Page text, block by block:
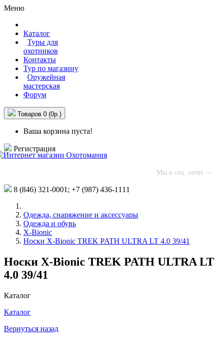
Меню
Каталог
Туры для
охотников
Контакты
Тур по магазину
Оружейная
мастерская
Форум
Товаров 0 (0р.)
Ваша корзина пуста!
Регистрация
Мы в соц. сетях —
8 (846) 321-0001; +7 (987) 436-1111
Одежда, снаряжение и аксессуары
Одежда и обувь
X-Bionic
Носки X-Bionic TREK PATH ULTRA LT 4.0 39/41
Носки X-Bionic TREK PATH ULTRA LT
4.0 39/41
Каталог
Каталог
Вернуться назад